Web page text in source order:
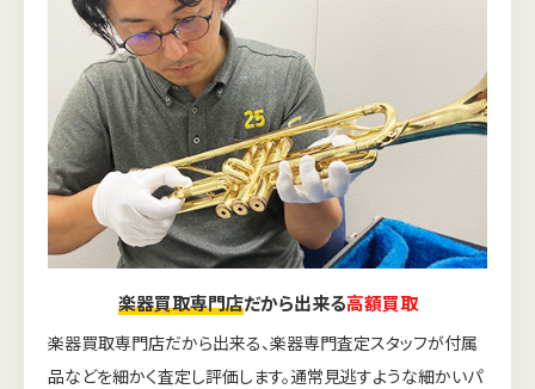
楽器買取専門店だから出来る高額買取
楽器買取専門店だから出来る、楽器専門査定スタッフが付属
品などを細かく査定し評価します。通常見逃すような細かいパ